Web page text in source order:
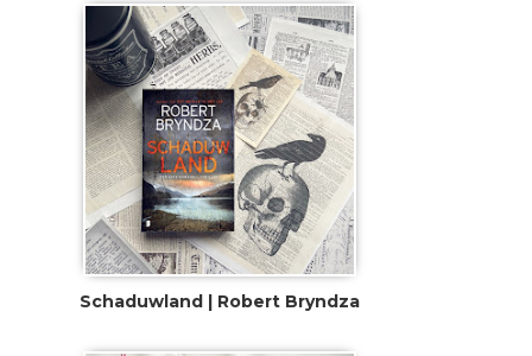
Schaduwland | Robert Bryndza